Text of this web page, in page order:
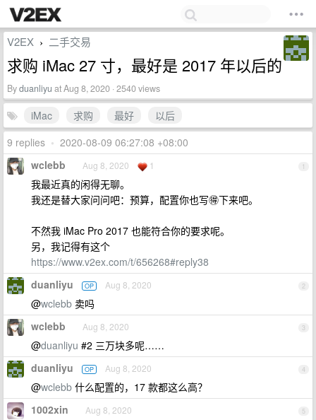
V2EX › 二手交易
求购 iMac 27 寸，最好是 2017 年以后的
Byduanliyu at Aug 8, 2020 · 2540 views
iMac 求购 最好
以后
9 replies • 2020-08-09 06:27:08 +08:00
1
wclebb Aug 8, 2020 1
我最近真的闲得无聊。
我还是替大家问问吧：预算，配置你也写🉐️下来吧。
不然我 iMac Pro 2017 也能符合你的要求呢。
另，我记得有这个
https://www.v2ex.com/t/656268#reply38
2
duanliyu OP Aug 8, 2020
@wclebb 卖吗
3
wclebb Aug 8, 2020
@duanliyu #2 三万块多呢……
4
duanliyu OP Aug 8, 2020
@wclebb 什么配置的，17 款都这么高？
5
1002xin Aug 8, 2020